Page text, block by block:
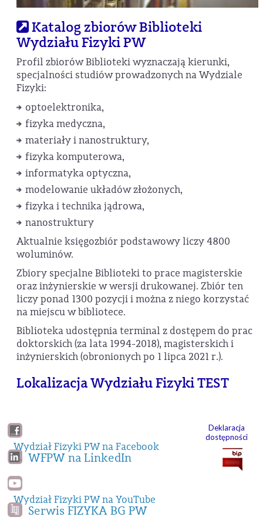
Katalog zbiorów Biblioteki
Wydziału Fizyki PW
Profil zbiorów Biblioteki wyznaczają kierunki,
specjalności studiów prowadzonych na Wydziale
Fizyki:
optoelektronika,
fizyka medyczna,
materiały i nanostruktury,
fizyka komputerowa,
informatyka optyczna,
modelowanie układów złożonych,
fizyka i technika jądrowa,
nanostruktury
Aktualnie księgozbiór podstawowy liczy 4800
woluminów.
Zbiory specjalne Biblioteki to prace magisterskie
oraz inżynierskie w wersji drukowanej. Zbiór ten
liczy ponad 1300 pozycji i można z niego korzystać
na miejscu w bibliotece.
Biblioteka udostępnia terminal z dostępem do prac
doktorskich (za lata 1994-2018), magisterskich i
inżynierskich (obronionych po 1 lipca 2021 r.).
Lokalizacja Wydziału Fizyki TEST
Wydział Fizyki PW na Facebook
WFPW na LinkedIn
Wydział Fizyki PW na YouTube
Serwis FIZYKA BG PW
Deklaracja
dostępności